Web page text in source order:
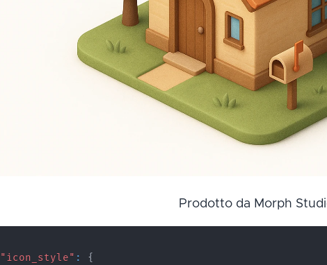
Prodotto da Morph
"icon_style" :
{